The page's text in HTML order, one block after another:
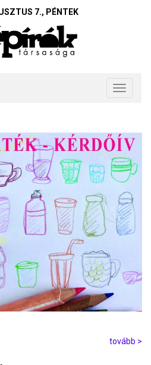
7., PÉNTEK
Toggle
tovább >